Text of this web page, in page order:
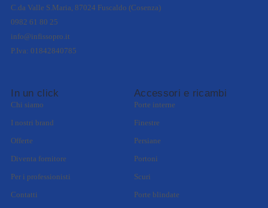
C.da Valle S.Maria, 87024 Fuscaldo (Cosenza)
0982 61 80 25
info@infissopro.it
P.Iva: 01842840785
In un click
Chi siamo
I nostri brand
Offerte
Diventa fornitore
Per i professionisti
Contatti
Accessori e ricambi
Porte interne
Finestre
Persiane
Portoni
Scuri
Porte blindate